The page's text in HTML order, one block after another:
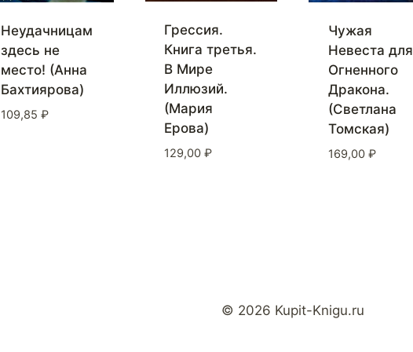
Неудачницам
здесь не
место! (Анна
Бахтиярова)
109,85 ₽
Грессия.
Книга третья.
В Мире
Иллюзий.
(Мария
Ерова)
129,00 ₽
Чужая
Невеста для
Огненного
Дракона.
(Светлана
Томская)
169,00 ₽
© 2026 Kupit-Knigu.ru